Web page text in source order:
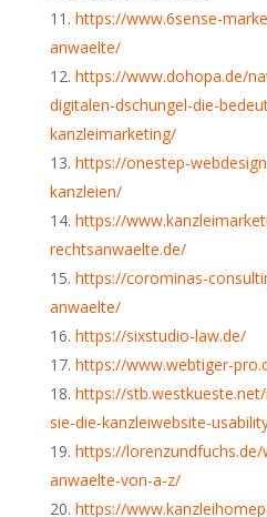
https://www.6sense-
anwaelte/
https://www.dohopa.de/
digitalen-dschungel-die-
kanzleimarketing/
https://onestep-
kanzleien/
https://
rechtsanwaelte.de/
https://corominas-
anwaelte/
https://sixstudio-law.de/
https://www.webtiger-
https://
sie-die-kanzleiwebsite-
https://
anwaelte-von-a-z/
https://